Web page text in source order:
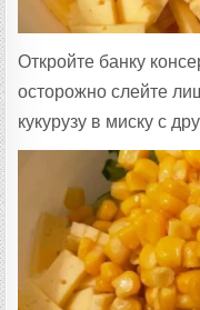
Откройте банку
осторожно слейте
кукурузу в миску с